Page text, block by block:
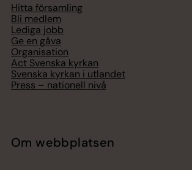
Hitta församling
Bli medlem
Lediga jobb
Ge en gåva
Organisation
Act Svenska kyrkan
Svenska kyrkan i utlandet
Press – nationell nivå
Om webbplatsen